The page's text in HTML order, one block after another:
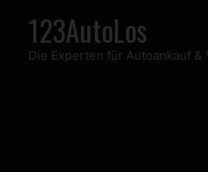
springen
123AutoLos
Die Experten für Autoankauf &